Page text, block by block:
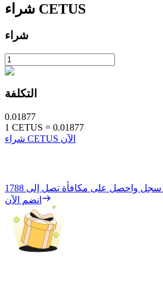
شراء CETUS
شراء
التكلفة
0.01877
1 CETUS = 0.01877
شراء CETUS الآن
سجل واحصل على مكافأة تصل إلى
انضم الآن